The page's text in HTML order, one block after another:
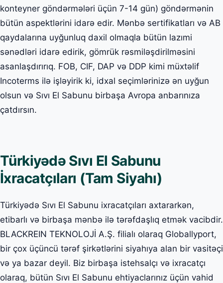
konteyner göndərmələri üçün 7-14 gün) göndərmənin
bütün aspektlərini idarə edir. Mənbə sertifikatları və AB
qaydalarına uyğunluq daxil olmaqla bütün lazımi
sənədləri idarə edirik, gömrük rəsmiləşdirilməsini
asanlaşdırırıq. FOB, CIF, DAP və DDP kimi müxtəlif
Incoterms ilə işləyirik ki, idxal seçimlərinizə ən uyğun
olsun və Sıvı El Sabunu birbaşa Avropa anbarınıza
çatdırsın.
Türkiyədə Sıvı El Sabunu
İxracatçıları (Tam Siyahı)
Türkiyədə Sıvı El Sabunu ixracatçıları axtararkən,
etibarlı və birbaşa mənbə ilə tərəfdaşlıq etmək vacibdir.
BLACKREIN TEKNOLOJİ A.Ş. filialı olaraq Globallyport,
bir çox üçüncü tərəf şirkətlərini siyahıya alan bir vasitəçi
və ya bazar deyil. Biz birbaşa istehsalçı və ixracatçı
olaraq, bütün Sıvı El Sabunu ehtiyaclarınız üçün vahid